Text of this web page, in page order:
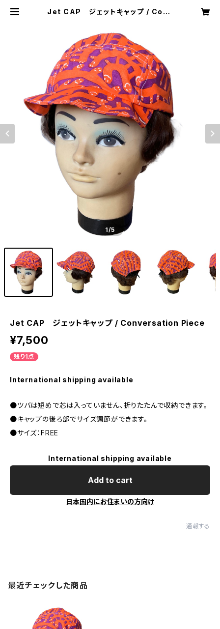
Jet CAP ジェットキャップ / Conv
1/5
Jet CAP ジェットキャップ / Conversation Piece
¥7,500
残り1点
International shipping available
●ツバは短めで芯は入っていません、折りたたんで収納できます。
●キャップの後ろ部でサイズ調節ができます。
●サイズ：FREE
International shipping available
Add to cart
日本国内にお住まいの方向け
通報する
最近チェックした商品